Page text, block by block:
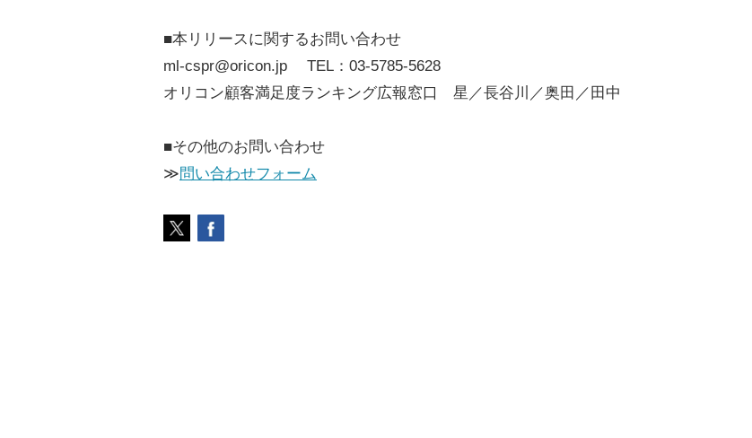
■本リリースに関するお問い合わせ
ml-cspr@oricon.jp TEL：03-5785-5628
オリコン顧客満足度ランキング広報窓口 星／長谷川／奥田／田中
■その他のお問い合わせ
≫問い合わせフォーム